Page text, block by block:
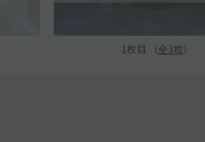
1 枚目 （全3枚）